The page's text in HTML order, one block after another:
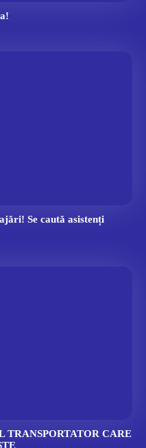
Se caută asistenți
TRANSPORTATOR CARE